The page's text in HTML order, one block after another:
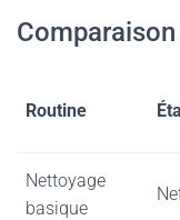
Routine
Nettoyage
basique